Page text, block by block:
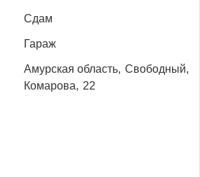
Сдам
Гараж
Амурская область, Свободный,
Комарова, 22